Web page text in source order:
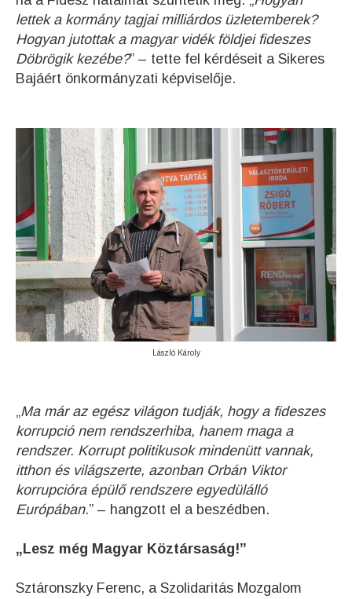
lettek a kormány tagjai milliárdos üzletemberek?
Hogyan jutottak a magyar vidék földjei fideszes
Döbrögik kezébe?” – tette fel kérdéseit a Sikeres
Bajáért önkormányzati képviselője.
László Károly
„Ma már az egész világon tudják, hogy a fideszes
korrupció nem rendszerhiba, hanem maga a
rendszer. Korrupt politikusok mindenütt vannak,
itthon és világszerte, azonban Orbán Viktor
korrupcióra épülő rendszere egyedülálló
Európában.” – hangzott el a beszédben.
„Lesz még Magyar Köztársaság!”
Sztáronszky Ferenc, a Szolidaritás Mozgalom